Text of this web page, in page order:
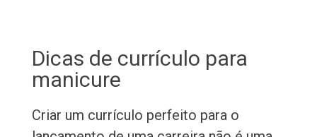
Dicas de currículo para
manicure
Criar um currículo perfeito para o